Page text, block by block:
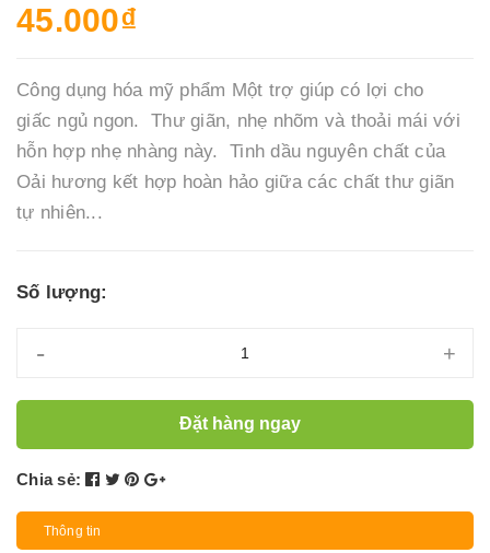
45.000₫
Công dụng hóa mỹ phẩm Một trợ giúp có lợi cho
giấc ngủ ngon. Thư giãn, nhẹ nhõm và thoải mái với
hỗn hợp nhẹ nhàng này. Tinh dầu nguyên chất của
Oải hương kết hợp hoàn hảo giữa các chất thư giãn
tự nhiên...
Số lượng:
- +
Đặt hàng ngay
Chia sẻ:
Thông tin